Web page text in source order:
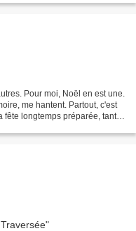
Pour moi, Noël en est une.
me hantent. Partout, c'est
fête longtemps préparée, tant